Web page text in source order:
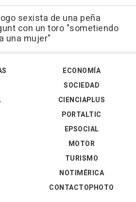
sexista de una peña
con un toro "sometiendo
una mujer"
ECONOMÍA
SOCIEDAD
CIENCIAPLUS
PORTALTIC
EPSOCIAL
MOTOR
TURISMO
NOTIMÉRICA
CONTACTOPHOTO